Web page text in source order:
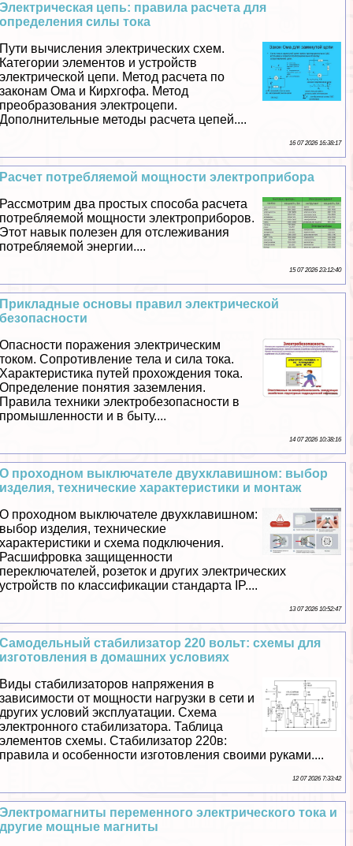
Электрическая цепь: правила расчета для
определения силы тока
Пути вычисления электрических схем.
Категории элементов и устройств
электрической цепи. Метод расчета по
законам Ома и Кирхгофа. Метод
преобразования электроцепи.
Дополнительные методы расчета цепей....
16 07 2026 16:38:17
Расчет потрeбляемой мощности электроприбора
Рассмотрим два простых способа расчета
потрeбляемой мощности электроприборов.
Этот навык полезен для отслеживания
потрeбляемой энергии....
15 07 2026 23:12:40
Прикладные основы правил электрической
безопасности
Опасности поражения электрическим
током. Сопротивление тела и сила тока.
Хаpaктеристика путей прохождения тока.
Определение понятия заземления.
Правила техники электробезопасности в
промышленности и в быту....
14 07 2026 10:38:16
О проходном выключателе двухклавишном: выбор
изделия, технические хаpaктеристики и монтаж
О проходном выключателе двухклавишном:
выбор изделия, технические
хаpaктеристики и схема подключения.
Расшифровка защищенности
переключателей, розеток и других электрических
устройств по классификации стандарта IP....
13 07 2026 10:52:47
Самодельный стабилизатор 220 вольт: схемы для
изготовления в домашних условиях
Виды стабилизаторов напряжения в
зависимости от мощности нагрузки в сети и
других условий эксплуатации. Схема
электронного стабилизатора. Таблица
элементов схемы. Стабилизатор 220в:
правила и особенности изготовления своими руками....
12 07 2026 7:33:42
Электромагниты переменного электрического тока и
другие мощные магниты